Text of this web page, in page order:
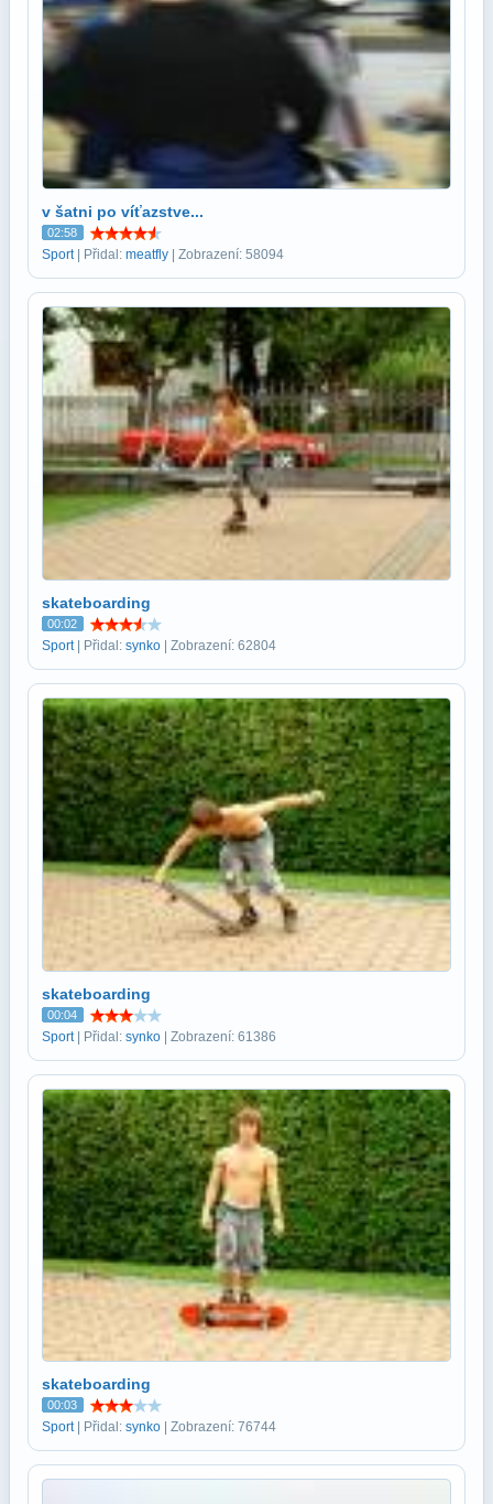
v šatni po víťazstve...
02:58
Sport| Přidal: meatfly | Zobrazení: 58094
skateboarding
00:02
Sport| Přidal: synko | Zobrazení: 62804
skateboarding
00:04
Sport| Přidal: synko | Zobrazení: 61386
skateboarding
00:03
Sport| Přidal: synko | Zobrazení: 76744